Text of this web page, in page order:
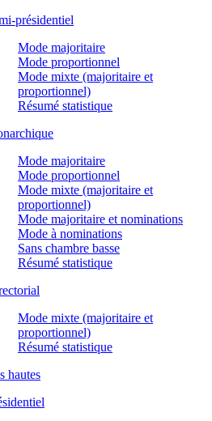
présidentiel
Mode majoritaire
Mode proportionnel
Mode mixte (majoritaire et
proportionnel)
Résumé statistique
Mode majoritaire
Mode proportionnel
Mode mixte (majoritaire et
proportionnel)
Mode majoritaire et nominations
Mode à nominations
Sans chambre basse
Résumé statistique
Mode mixte (majoritaire et
proportionnel)
Résumé statistique
hautes